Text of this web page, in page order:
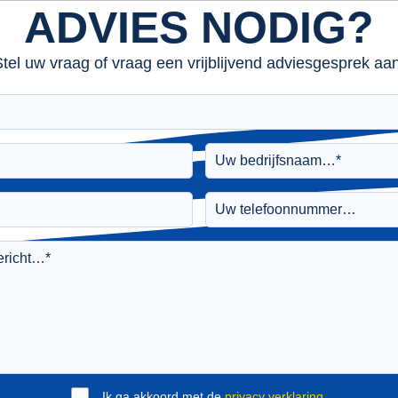
ADVIES NODIG?
uw vraag of vraag een vrijblijvend adviesgesprek